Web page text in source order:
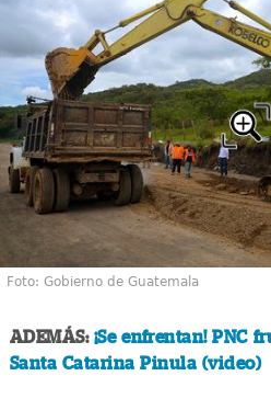
Foto: Gobierno de Guatemala
ADEMÁS:¡Se enfrentan! PNC
Santa Catarina Pinula (video)